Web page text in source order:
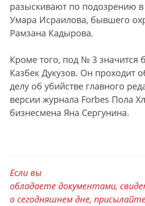
разыскивают по подозрению в
Умара Исраилова, бывшего
Рамзана Кадырова.
Кроме того, под № 3 значится
Казбек Дукузов. Он проходит
делу об убийстве главного
версии журнала Forbes Пола
бизнесмена Яна Сергунина.
Если вы
обладаете документами,
о сегодняшнем дне,